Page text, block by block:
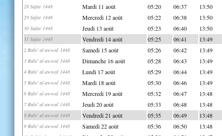
28 Safar 1448 Mardi 11 août 05:20 06:37 13:50
29 Safar 1448 Mercredi 12 août 05:22 06:38 13:50
30 Safar 1448 Jeudi 13 août 05:23 06:40 13:50
31 Safar 1448 Vendredi 14 août 05:25 06:41 13:49
2 Rabi' al-awwal 1448 Samedi 15 août 05:26 06:42 13:49
3 Rabi' al-awwal 1448 Dimanche 16 août 05:28 06:43 13:49
4 Rabi' al-awwal 1448 Lundi 17 août 05:29 06:44 13:49
5 Rabi' al-awwal 1448 Mardi 18 août 05:30 06:46 13:49
6 Rabi' al-awwal 1448 Mercredi 19 août 05:32 06:47 13:48
7 Rabi' al-awwal 1448 Jeudi 20 août 05:33 06:48 13:48
8 Rabi' al-awwal 1448 Vendredi 21 août 05:35 06:49 13:48
9 Rabi' al-awwal 1448 Samedi 22 août 05:36 06:50 13:48